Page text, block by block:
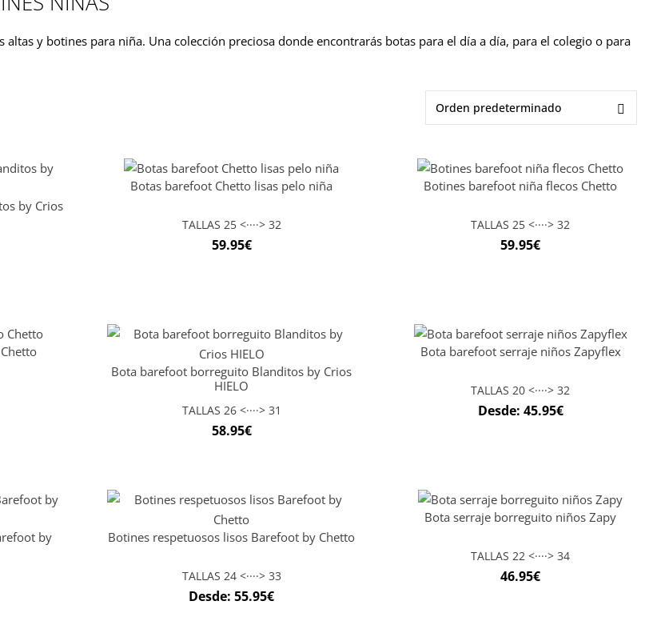
altas y botines para niña. Una colección preciosa donde encontrarás botas para el día a día, para el colegio o para
by Crios
Botas barefoot Chetto lisas pelo niña
TALLAS 25 <····> 32
59.95€
Botines barefoot niña flecos Chetto
TALLAS 25 <····> 32
59.95€
Bota barefoot borreguito Blanditos by Crios
HIELO
TALLAS 26 <····> 31
58.95€
Bota barefoot serraje niños Zapyflex
TALLAS 20 <····> 32
Desde: 45.95€
by
Botines respetuosos lisos Barefoot by Chetto
TALLAS 24 <····> 33
Desde:55.95€
Bota serraje borreguito niños Zapy
TALLAS 22 <····> 34
46.95€